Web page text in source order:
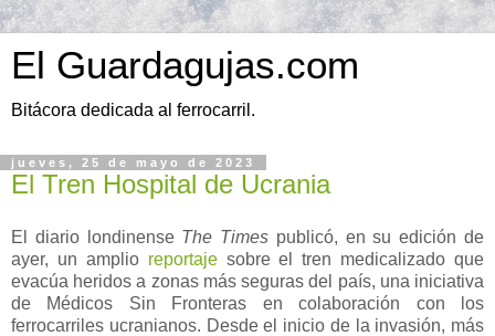
El Guardagujas.com
Bitácora dedicada al ferrocarril.
jueves, 25 de mayo de 2023
El Tren Hospital de Ucrania
El diario londinense The Times publicó, en su edición de
ayer, un amplio reportajesobre el tren medicalizado que
evacúa heridos a zonas más seguras del país, una iniciativa
de Médicos Sin Fronteras en colaboración con los
ferrocarriles ucranianos. Desde el inicio de la invasión, más